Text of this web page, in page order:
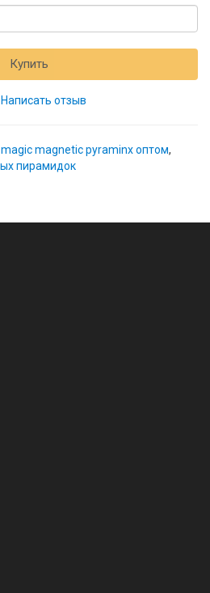
Купить
Написать отзыв
magnetic pyraminx оптом,
пирамидок